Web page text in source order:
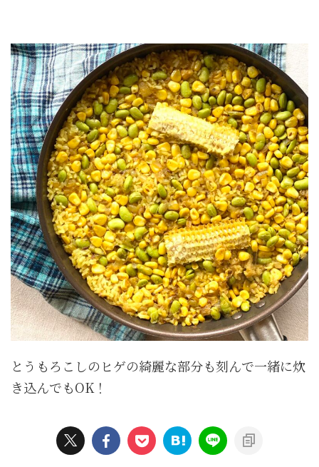
とうもろこしのヒゲの綺麗な部分も刻んで一緒に炊
き込んでもOK！